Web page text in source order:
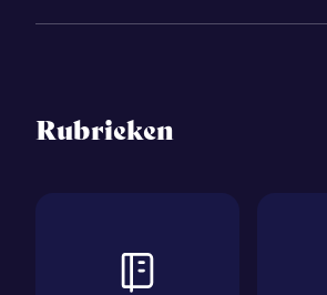
Rubrieken